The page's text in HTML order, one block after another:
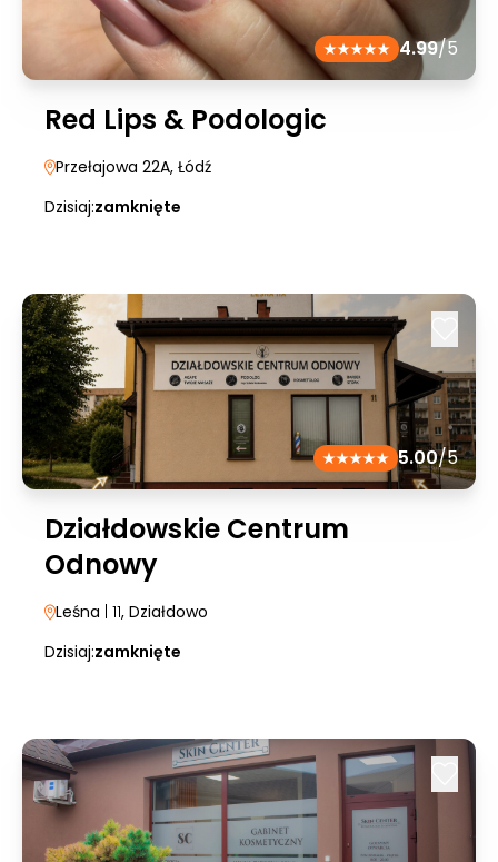
4.99/5
Red Lips & Podologic
Przełajowa 22A, Łódź
Dzisiaj:zamknięte
5.00/5
Działdowskie Centrum
Odnowy
Leśna | 11, Działdowo
Dzisiaj:zamknięte